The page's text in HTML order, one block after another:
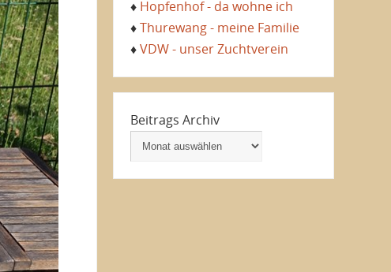
♦ Hopfenhof - da wohne ich
♦Thurewang - meine Familie
♦VDW - unser Zuchtverein
Beitrags Archiv